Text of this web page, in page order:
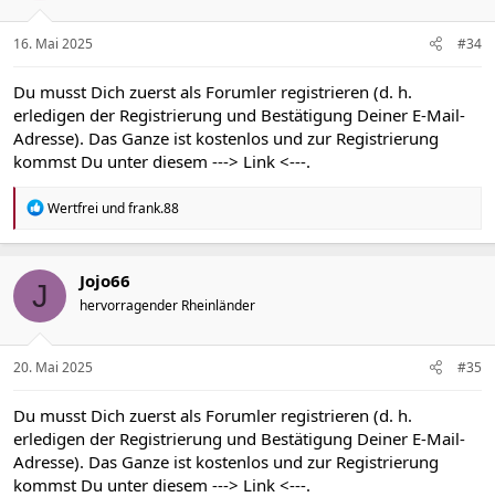
e
n
16. Mai 2025 #34
Du musst Dich zuerst als Forumler registrieren (d. h.
erledigen der Registrierung und Bestätigung Deiner E-Mail-
Adresse). Das Ganze ist kostenlos und zur Registrierung
kommst Du unter diesem ---> Link <---.
R
a
t
e
n
Wertfrei undfrank.88
J Jojo66
hervorragender Rheinländer
20. Mai 2025 #35
Du musst Dich zuerst als Forumler registrieren (d. h.
erledigen der Registrierung und Bestätigung Deiner E-Mail-
Adresse). Das Ganze ist kostenlos und zur Registrierung
kommst Du unter diesem ---> Link <---.